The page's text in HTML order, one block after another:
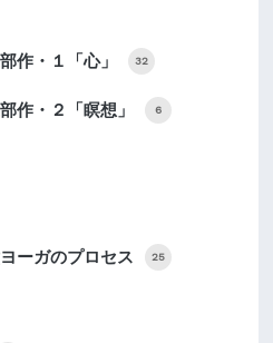
作・１「心」 32
作・２「瞑想」 6
ーガのプロセス 25